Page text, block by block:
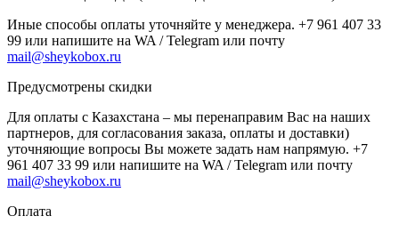
Иные способы оплаты уточняйте у менеджера. +7 961 407 33
99 или напишите на WA / Telegram или почту
mail@sheykobox.ru
Предусмотрены скидки
Для оплаты с Казахстана – мы перенаправим Вас на наших
партнеров, для согласования заказа, оплаты и доставки)
уточняющие вопросы Вы можете задать нам напрямую. +7
961 407 33 99 или напишите на WA / Telegram или почту
mail@sheykobox.ru
Оплата